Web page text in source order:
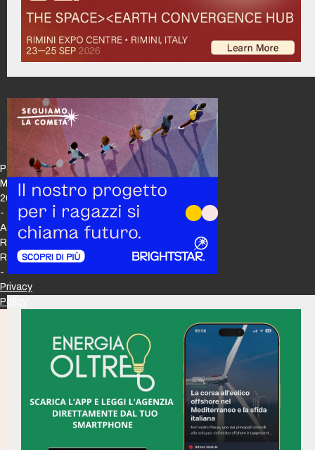
Policy
Maker
2026
-
All
Rights
Reserved
-
Privacy
Policy